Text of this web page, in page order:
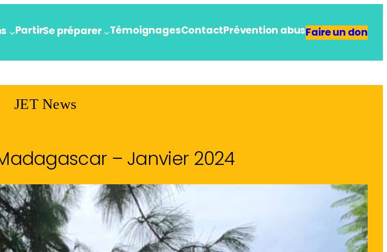
PartirSe préparer TémoignagesContactPrévention abusFaire un don
JET News
– Janvier 2024